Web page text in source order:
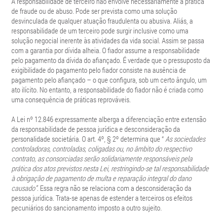
de fraude ou de abuso. Pode ser prevista como uma solução
desvinculada de qualquer atuação fraudulenta ou abusiva. Aliás, a
responsabilidade de um terceiro pode surgir inclusive como uma
solução negocial inerente às atividades da vida social. Assim se passa
com a garantia por dívida alheia. O fiador assume a responsabilidade
pelo pagamento da dívida do afiançado. É verdade que o pressuposto da
exigibilidade do pagamento pelo fiador consiste na ausência de
pagamento pelo afiançado – o que configura, sob um certo ângulo, um
ato ilícito. No entanto, a responsabilidade do fiador não é criada como
uma consequência de práticas reprováveis.
A Lei nº 12.846 expressamente alberga a diferenciação entre extensão
da responsabilidade de pessoa jurídica e desconsideração da
personalidade societária. O art. 4º, § 2º determina que “As sociedades
controladoras, controladas, coligadas ou, no âmbito do respectivo
contrato, as consorciadas serão solidariamente responsáveis pela
prática dos atos previstos nesta Lei, restringindo-se tal responsabilidade
à obrigação de pagamento de multa e reparação integral do dano
causado”. Essa regra não se relaciona com a desconsideração da
pessoa jurídica. Trata-se apenas de estender a terceiros os efeitos
pecuniários do sancionamento imposto a outro sujeito.